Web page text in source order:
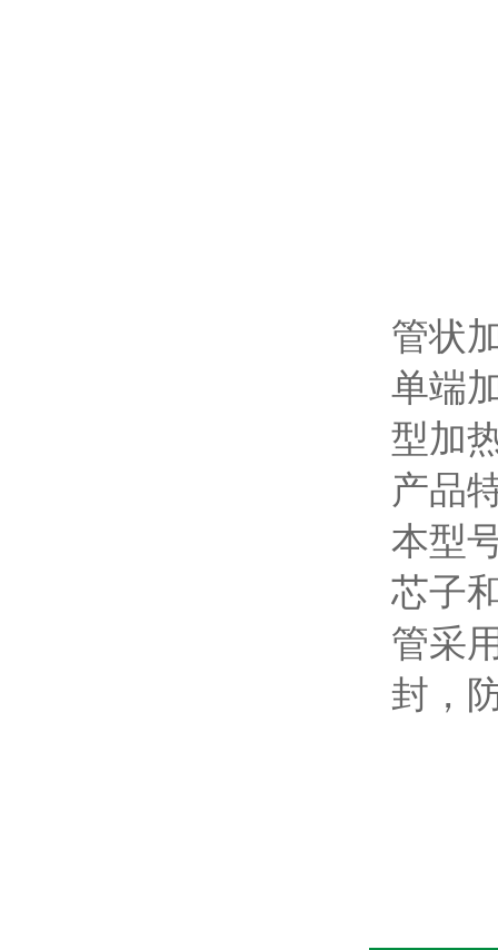
管状
单端
型加
产品
本型
芯子
管采
封，